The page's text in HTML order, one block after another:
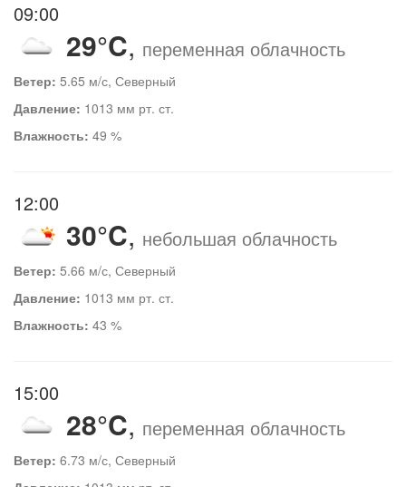
09:00
29°C, переменная облачность
Ветер: 5.65 м/с, Северный
Давление: 1013 мм рт. ст.
Влажность: 49 %
12:00
30°C, небольшая облачность
Ветер: 5.66 м/с, Северный
Давление: 1013 мм рт. ст.
Влажность: 43 %
15:00
28°C, переменная облачность
Ветер: 6.73 м/с, Северный